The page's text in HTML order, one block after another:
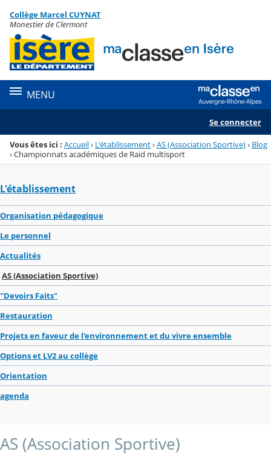
Menu de la rubrique
Contenu
Collège Marcel CUYNAT
Monestier de Clermont
MENU
Se connecter
Vous êtes ici : Accueil› L'établissement›AS (Association Sportive)› Blog
›Championnats académiques de Raid multisport
L'établissement
Organisation pédagogique
Le personnel
Actualités
AS (Association Sportive)
"Devoirs Faits"
Restauration
Projets en faveur de l'environnement et du vivre ensemble
Options et LV2 au collège
Orientation
agenda
AS (Association Sportive)